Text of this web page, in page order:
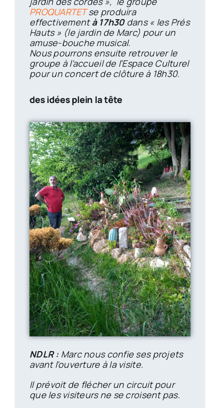
PROQUARTETse produira
effectivementà 17h30dans « les Prés
Hauts » (le jardin de Marc) pour un
amuse-bouche musical.
Nous pourrons ensuite retrouver le
groupe à l’accueil de l’Espace Culturel
pour un concert de clôture à 18h30.
des idées plein la tête
NDLR :Marc nous confie ses projets
avant l’ouverture à la visite.
Il prévoit de flécher un circuit pour
que les visiteurs ne se croisent pas.